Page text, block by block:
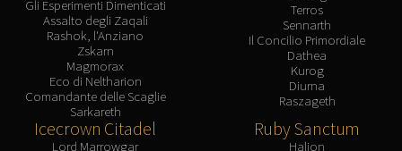
Gli Esperimenti Dimenticati
Assalto degli Zaqali
Rashok, l'Anziano
Zskarn
Magmorax
Eco di Neltharion
Comandante delle Scaglie
Sarkareth
Terros
Sennarth
Il Concilio Primordiale
Dathea
Kurog
Diurna
Raszageth
Icecrown Citadel
Lord Marrowgar
Ruby Sanctum
Halion